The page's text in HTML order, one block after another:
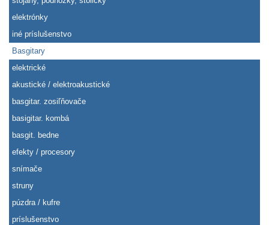
elektrónky
iné príslušenstvo
Basgitary
elektrické
akustické / elektroakustické
basgitar. zosiľňovače
basigitar. kombá
basgit. bedne
efekty / procesory
snímače
struny
púzdra / kufre
príslušenstvo